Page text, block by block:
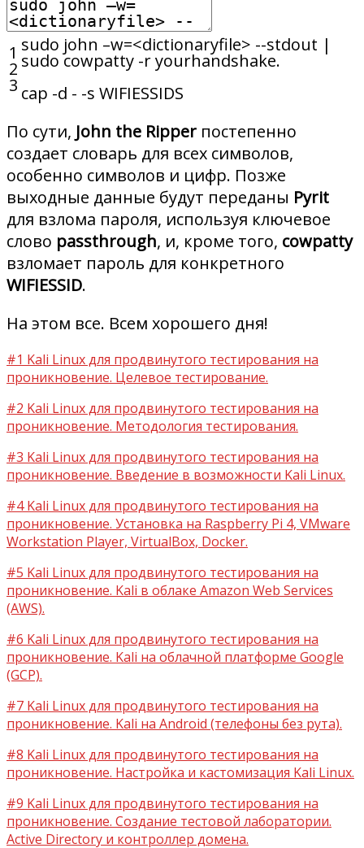
1
2
3
sudo john –w=<dictionaryfile> --stdout |
sudocowpatty -ryourhandshake.
cap -d - -s WIFIESSIDS
По сути, John the Ripper постепенно
создает словарь для всех символов,
особенно символов и цифр. Позже
выходные данные будут переданы Pyrit
для взлома пароля, используя ключевое
слово passthrough, и, кроме того, cowpatty
взломает пароль для конкретного
WIFIESSID.
На этом все. Всем хорошего дня!
#1 Kali Linux для продвинутого тестирования на
проникновение. Целевое тестирование.
#2 Kali Linux для продвинутого тестирования на
проникновение. Методология тестирования.
#3 Kali Linux для продвинутого тестирования на
проникновение. Введение в возможности Kali Linux.
#4 Kali Linux для продвинутого тестирования на
проникновение. Установка на Raspberry Pi 4, VMware
Workstation Player, VirtualBox, Docker.
#5 Kali Linux для продвинутого тестирования на
проникновение. Kali в облаке Amazon Web Services
(AWS).
#6 Kali Linux для продвинутого тестирования на
проникновение. Kali на облачной платформе Google
(GCP).
#7 Kali Linux для продвинутого тестирования на
проникновение. Kali на Android (телефоны без рута).
#8 Kali Linux для продвинутого тестирования на
проникновение. Настройка и кастомизация Kali Linux.
#9 Kali Linux для продвинутого тестирования на
проникновение. Создание тестовой лаборатории.
Active Directory и контроллер домена.